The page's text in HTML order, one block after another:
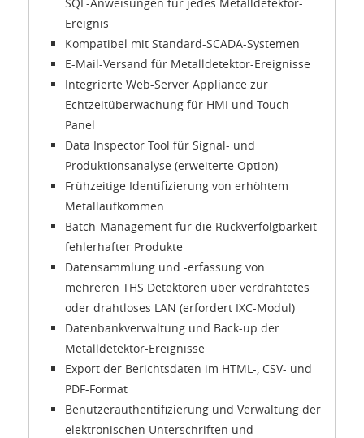
Ereignis
Kompatibel mit Standard-SCADA-Systemen
E-Mail-Versand für Metalldetektor-Ereignisse
Integrierte Web-Server Appliance zur
Echtzeitüberwachung für HMI und Touch-
Panel
Data Inspector Tool für Signal- und
Produktionsanalyse (erweiterte Option)
Frühzeitige Identifizierung von erhöhtem
Metallaufkommen
Batch-Management für die Rückverfolgbarkeit
fehlerhafter Produkte
Datensammlung und -erfassung von
mehreren THS Detektoren über verdrahtetes
oder drahtloses LAN (erfordert IXC-Modul)
Datenbankverwaltung und Back-up der
Metalldetektor-Ereignisse
Export der Berichtsdaten im HTML-, CSV- und
PDF-Format
Benutzerauthentifizierung und Verwaltung der
elektronischen Unterschriften und